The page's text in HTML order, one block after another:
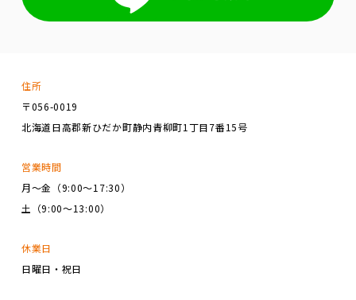
住所
〒056-0019
北海道日高郡新ひだか町静内青柳町1丁目7番15号
営業時間
月～金（9:00～17:30）
土（9:00～13:00）
休業日
日曜日・祝日